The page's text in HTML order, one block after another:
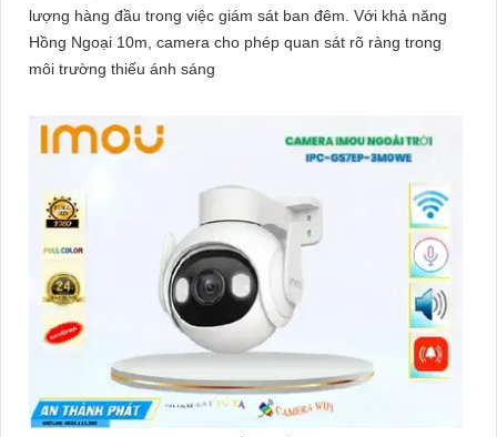
lượng hàng đầu trong việc giám sát ban đêm. Với khả năng
Hồng Ngoại 10m, camera cho phép quan sát rõ ràng trong
môi trường thiếu ánh sáng